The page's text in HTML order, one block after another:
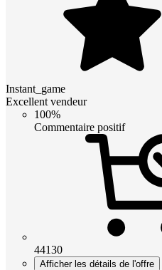
Instant_game
Excellent vendeur
100%
Commentaire positif
44130
Afficher les détails de l'offre